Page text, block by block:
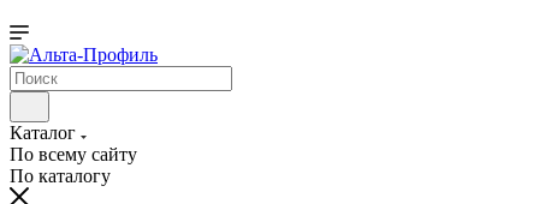
Каталог
По всему сайту
По каталогу